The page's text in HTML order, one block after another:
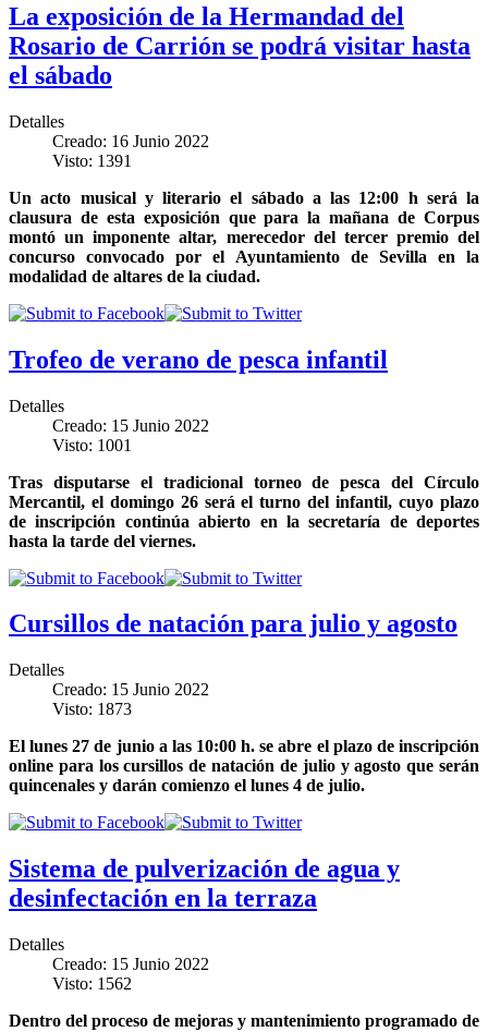
La exposición de la Hermandad del
Rosario de Carrión se podrá visitar hasta
el sábado
Detalles
Creado: 16 Junio 2022
Visto: 1391
Un acto musical y literario el sábado a las 12:00 h será la
clausura de esta exposición que para la mañana de Corpus
montó un imponente altar, merecedor del tercerpremio del
concurso convocado por el Ayuntamiento de Sevilla en la
modalidad de altares de la ciudad.
Trofeo de verano de pesca infantil
Detalles
Creado: 15 Junio 2022
Visto: 1001
Tras disputarse el tradicional torneo de pesca del Círculo
Mercantil, el domingo 26 será el turno del infantil, cuyo plazo
de inscripción continúa abierto en la secretaría de deportes
hasta la tarde del viernes.
Cursillos de natación para julio y agosto
Detalles
Creado: 15 Junio 2022
Visto: 1873
El lunes 27 de junio a las 10:00 h. se abre el plazo de inscripción
online para los cursillos de natación de julio y agosto que serán
quincenales y darán comienzo el lunes 4 de julio.
Sistema de pulverización de agua y
desinfectación en la terraza
Detalles
Creado: 15 Junio 2022
Visto: 1562
Dentro del proceso de mejoras y mantenimiento programado de